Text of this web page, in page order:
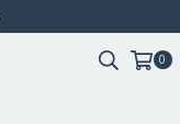
0